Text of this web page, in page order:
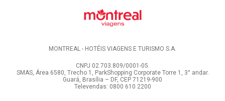
MONTREAL - HOTÉIS VIAGENS E TURISMO S.A.
CNPJ 02.703.809/0001-05.
SMAS, Área 6580, Trecho 1, ParkShopping Corporate Torre 1, 3° andar.
Guará, Brasília – DF, CEP 71219-900
Televendas: 0800 610 2200